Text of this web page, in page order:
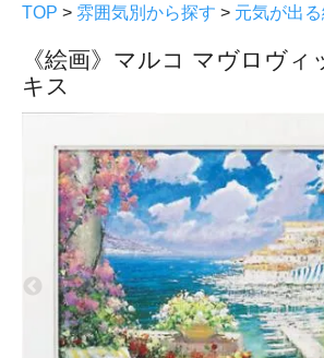
TOP > 雰囲気別から探す > 元気が出
《絵画》マルコ マヴロヴィ
キス